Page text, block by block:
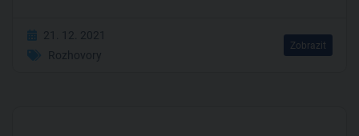
21. 12. 2021
Rozhovory
Zobrazit